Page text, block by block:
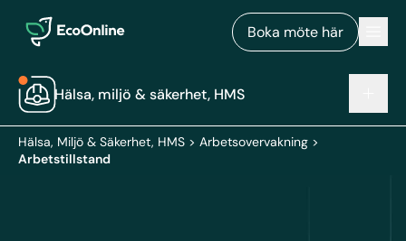
EcoOnline
Boka möte här
Hälsa, miljö & säkerhet, HMS
Hälsa, Miljö & Säkerhet, HMS > Arbetsovervakning >
Arbetstillstand